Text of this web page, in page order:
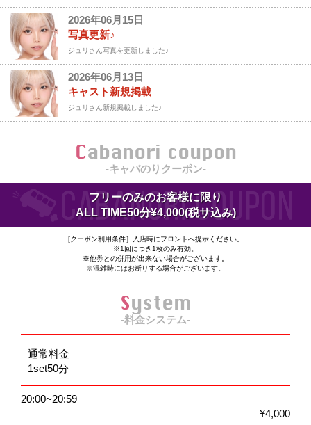
2026年06月15日
写真更新♪
ジュリさん写真を更新しました♪
2026年06月13日
キャスト新規掲載
ジュリさん新規掲載しました♪
Cabanori coupon
-キャバのりクーポン-
フリーのみのお客様に限り
ALL TIME50分¥4,000(税サ込み)
[クーポン利用条件］入店時にフロントへ提示ください。
※1回につき1枚のみ有効。
※他券との併用が出来ない場合がございます。
※混雑時にはお断りする場合がございます。
System
-料金システム-
通常料金
1set50分
20:00~20:59
¥4,000